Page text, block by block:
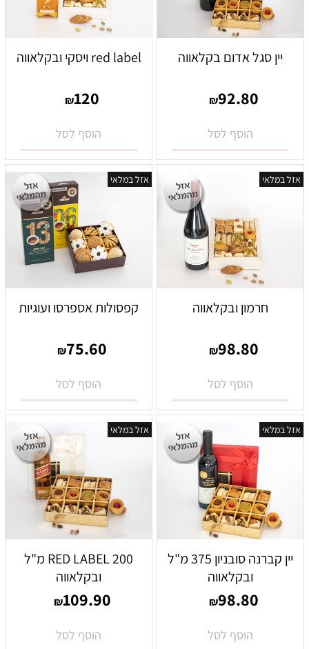
יין סגל אדום בקלאווה
₪92.80
הוסף לסל
red label ויסקי ובקלאווה
₪120
הוסף לסל
אזל במלאי
חרמון ובקלאווה
₪98.80
הוסף לסל
אזל במלאי
קפסולות אספרסו ועוגיות
₪75.60
הוסף לסל
אזל במלאי
יין קברנה סובניון 375 מ"ל
ובקלאווה
₪98.80
הוסף לסל
אזל במלאי
RED LABEL 200 מ"ל
ובקלאווה
₪109.90
הוסף לסל